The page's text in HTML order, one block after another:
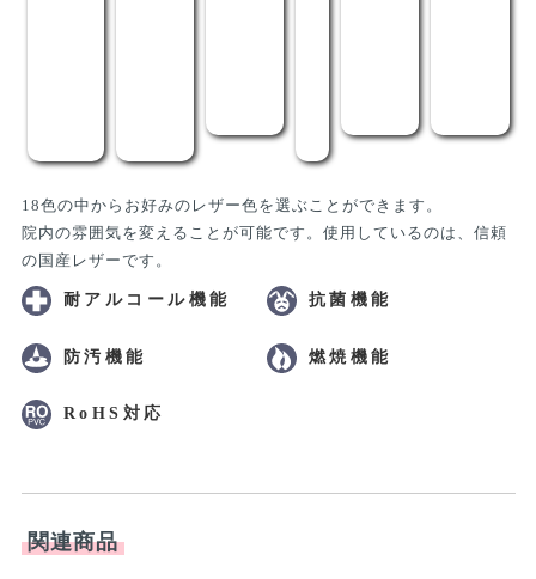
18色の中からお好みのレザー色を選ぶことができます。
院内の雰囲気を変えることが可能です。使用しているのは、信頼
の国産レザーです。
耐アルコール機能 抗菌機能
防汚機能 燃焼機能
RoHS対応
関連商品